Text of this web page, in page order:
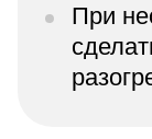
При